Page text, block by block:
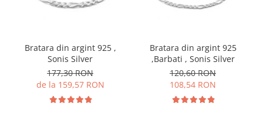
Bratara din argint 925 ,
Sonis Silver
177,30 RON
de la 159,57 RON
Bratara din argint 925
,Barbati , Sonis Silver
120,60 RON
108,54 RON